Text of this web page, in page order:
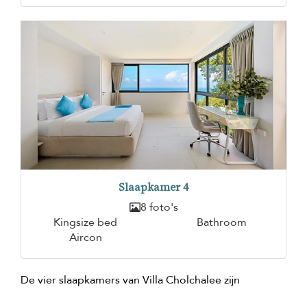
Slaapkamer 4
8 foto's
Kingsize bed
Bathroom
Aircon
De vier slaapkamers van Villa Cholchalee zijn